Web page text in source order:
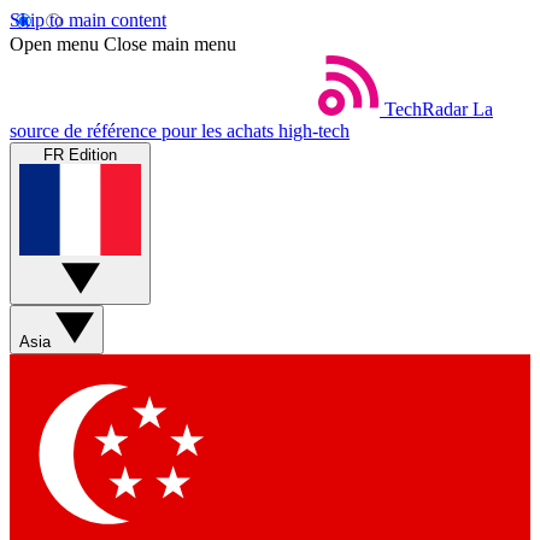
Skip to main content
Open menu Close main menu
TechRadar La
source de référence pour les achats high-tech
FR Edition
Asia